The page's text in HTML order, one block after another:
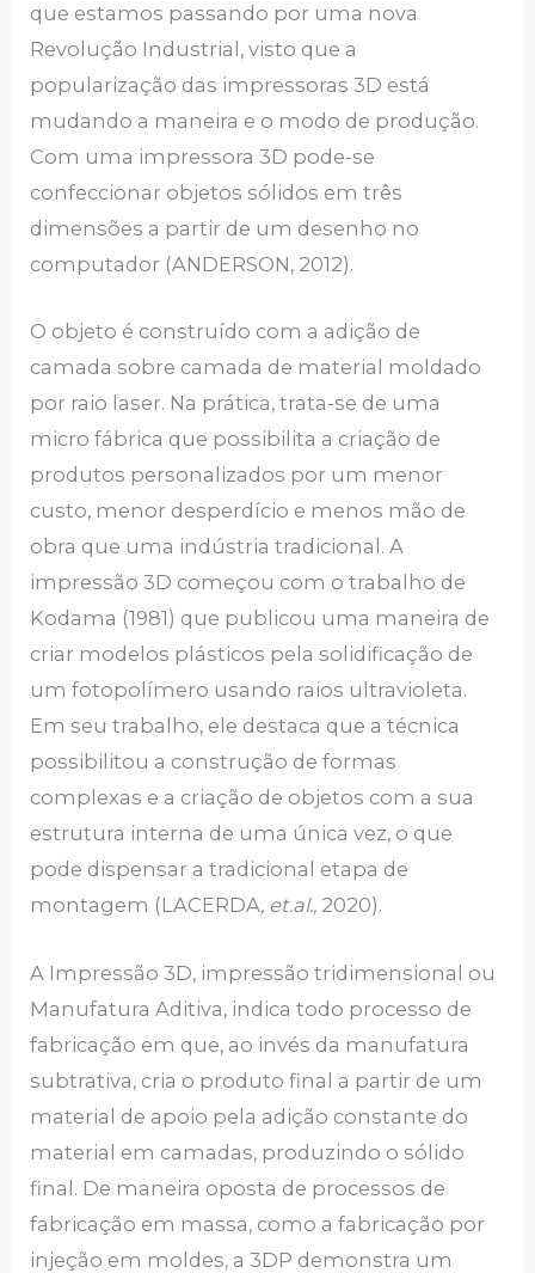
que estamos passando por uma nova
Revolução Industrial, visto que a
popularização das impressoras 3D está
mudando a maneira e o modo de produção.
Com uma impressora 3D pode-se
confeccionar objetos sólidos em três
dimensões a partir de um desenho no
computador (ANDERSON, 2012).
O objeto é construído com a adição de
camada sobre camada de material moldado
por raio laser. Na prática, trata-se de uma
micro fábrica que possibilita a criação de
produtos personalizados por um menor
custo, menor desperdício e menos mão de
obra que uma indústria tradicional. A
impressão 3D começou com o trabalho de
Kodama (1981) que publicou uma maneira de
criar modelos plásticos pela solidificação de
um fotopolímero usando raios ultravioleta.
Em seu trabalho, ele destaca que a técnica
possibilitou a construção de formas
complexas e a criação de objetos com a sua
estrutura interna de uma única vez, o que
pode dispensar a tradicional etapa de
montagem (LACERDA, et.al., 2020).
A Impressão 3D, impressão tridimensional ou
Manufatura Aditiva, indica todo processo de
fabricação em que, ao invés da manufatura
subtrativa, cria o produto final a partir de um
material de apoio pela adição constante do
material em camadas, produzindo o sólido
final. De maneira oposta de processos de
fabricação em massa, como a fabricação por
injeção em moldes, a 3DP demonstra um